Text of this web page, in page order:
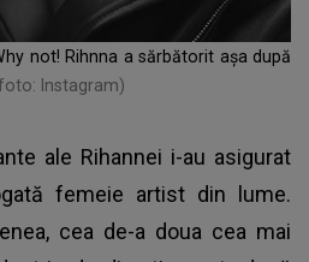
not! Rihnna a sărbătorit așa după
Instagram)
ale Rihannei i-au asigurat
femeie artist din lume.
cea de-a doua cea mai